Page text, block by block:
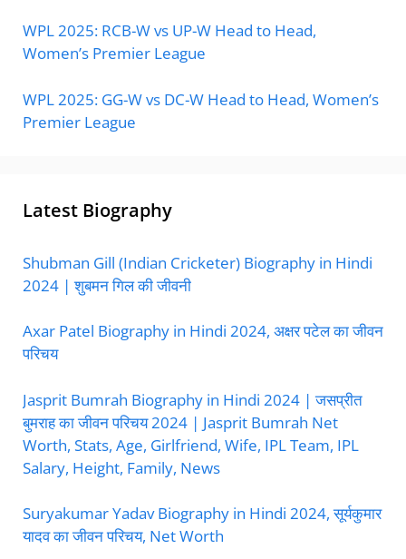
WPL 2025: RCB-W vs UP-W Head to Head,
Women’s Premier League
WPL 2025: GG-W vs DC-W Head to Head, Women’s
Premier League
Latest Biography
Shubman Gill (Indian Cricketer) Biography in Hindi
2024 | शुबमन गिल की जीवनी
Axar Patel Biography in Hindi 2024, अक्षर पटेल का जीवन
परिचय
Jasprit Bumrah Biography in Hindi 2024 | जसप्रीत
बुमराह का जीवन परिचय 2024 | Jasprit Bumrah Net
Worth, Stats, Age, Girlfriend, Wife, IPL Team, IPL
Salary, Height, Family, News
Suryakumar Yadav Biography in Hindi 2024, सूर्यकुमार
यादव का जीवन परिचय, Net Worth